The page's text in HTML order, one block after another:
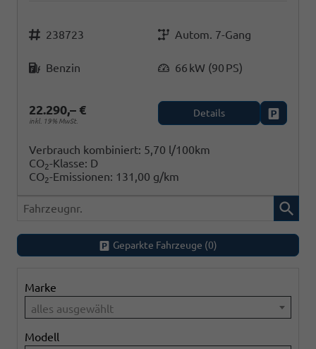
Fahrzeugnr.
238723
Getriebe
Autom. 7-Gang
Benzin 66 kW (90 PS)
22.290,– €
inkl. 19% MwSt.
Details
Verbrauch kombiniert: 5,70 l/100km
CO2-Klasse: D
CO2-Emissionen: 131,00 g/km
Fahrzeugnr.
Geparkte Fahrzeuge (0)
Marke
alles ausgewählt
Modell